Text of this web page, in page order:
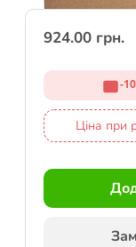
924.00 грн.
-
Ціна при